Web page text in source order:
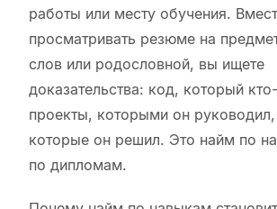
работы или месту обучения.
просматривать резюме на
слов или родословной, вы ищете
доказательства: код, который
проекты, которыми он
которые он решил. Это найм по
по дипломам.